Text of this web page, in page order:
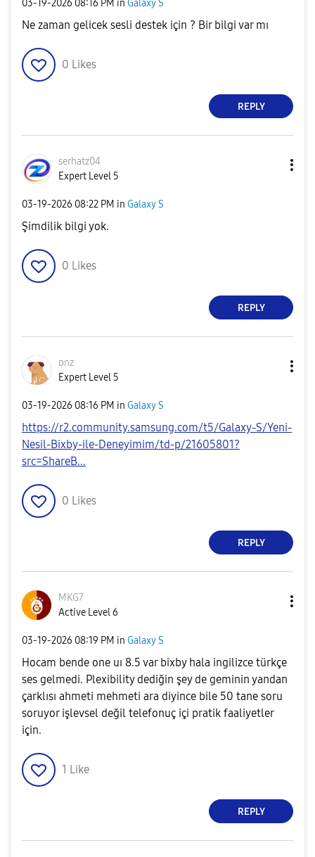
‎03-19-2026 08:16 PM in Galaxy S
Ne zaman gelicek sesli destek için ? Bir bilgi var mı
0 Likes
REPLY
serhatz04
Expert Level 5
‎03-19-2026 08:22 PM in Galaxy S
Şimdilik bilgi yok.
0 Likes
REPLY
ᴅnz
Expert Level 5
‎03-19-2026 08:16 PM in Galaxy S
https://r2.community.samsung.com/t5/Galaxy-S/Yeni-
Nesil-Bixby-ile-Deneyimim/td-p/21605801?
src=ShareB...
0 Likes
REPLY
MKG7
Active Level 6
‎03-19-2026 08:19 PM in Galaxy S
Hocam bende one uı 8.5 var bixby hala ingilizce türkçe
ses gelmedi. Plexibility dediğin şey de geminin yandan
çarklısı ahmeti mehmeti ara diyince bile 50 tane soru
soruyor işlevsel değil telefonuç içi pratik faaliyetler
için.
1 Like
REPLY